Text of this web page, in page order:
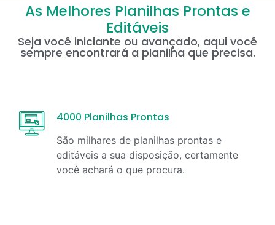
As Melhores Planilhas Prontas e
Editáveis
Seja você iniciante ou avançado, aqui você
sempre encontrará a planilha que precisa.
4000 Planilhas Prontas
São milhares de planilhas prontas e
editáveis a sua disposição, certamente
você achará o que procura.